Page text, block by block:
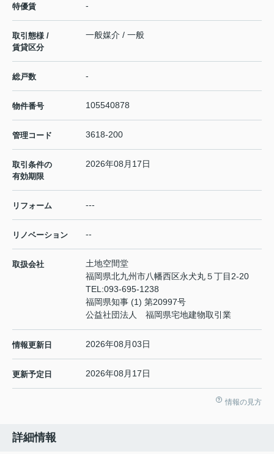
特優賃 -
取引態様 /
賃貸区分
一般媒介 / 一般
総戸数 -
物件番号 105540878
管理コード 3618-200
取引条件の
有効期限
2026年08月17日
リフォーム ---
リノベーション --
取扱会社
土地空間堂
福岡県北九州市八幡西区永犬丸５丁目2-20
TEL:093-695-1238
福岡県知事 (1) 第20997号
公益社団法人 福岡県宅地建物取引業
情報更新日 2026年08月03日
更新予定日 2026年08月17日
情報の見方
詳細情報